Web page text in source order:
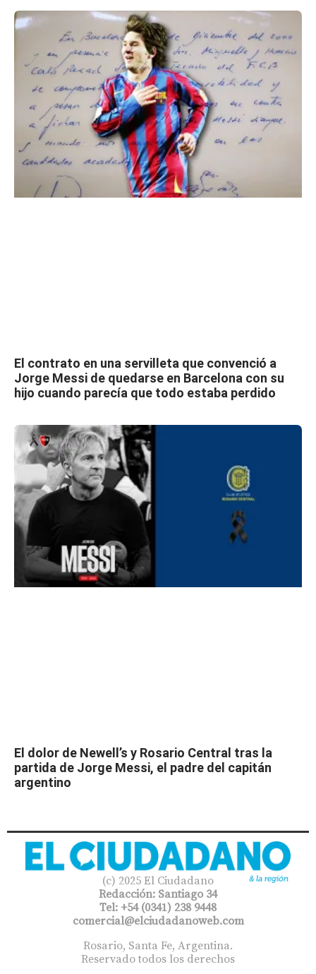
El contrato en una servilleta que convenció a
Jorge Messi de quedarse en Barcelona con su
hijo cuando parecía que todo estaba perdido
El dolor de Newell’s y Rosario Central tras la
partida de Jorge Messi, el padre del capitán
argentino
(c) 2025 El Ciudadano
Redacción: Santiago 34
Tel: +54 (0341) 238 9448
comercial@elciudadanoweb.com​
Rosario, Santa Fe, Argentina.
Reservado todos los derechos